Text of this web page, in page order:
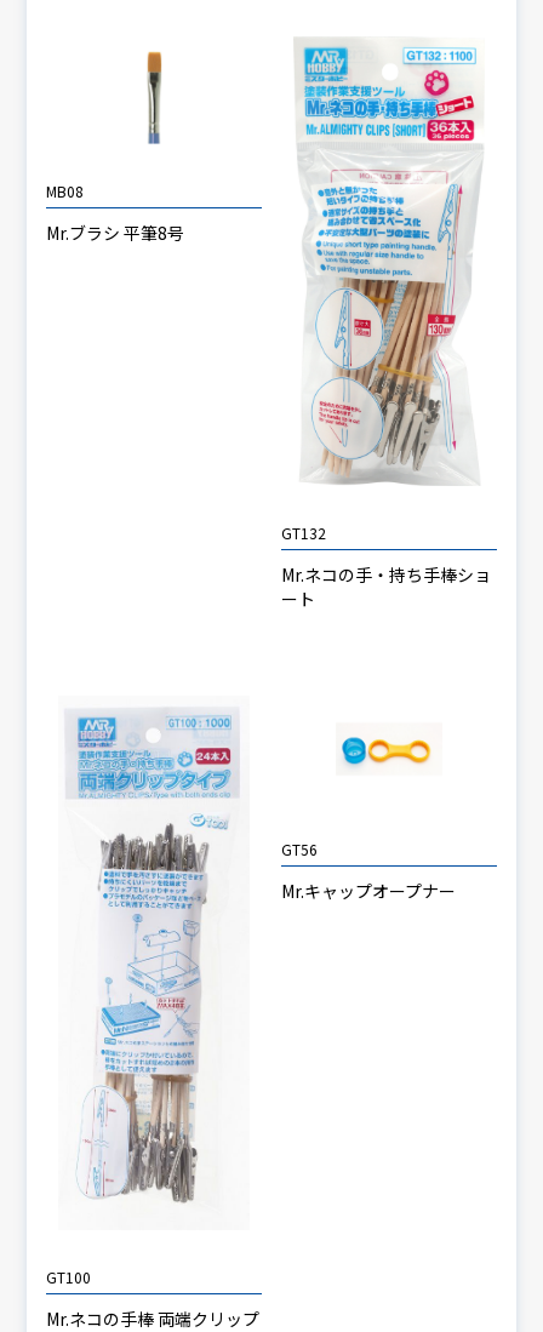
MB08
Mr.ブラシ 平筆8号
GT132
Mr.ネコの手・持ち手棒ショ
ート
GT100
Mr.ネコの手棒 両端クリップ
GT56
Mr.キャップオープナー